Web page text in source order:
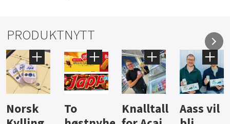
PRODUKTNYTT
Knalltall
Aass vil
Brus og
Hard